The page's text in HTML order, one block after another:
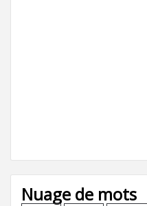
Nuage de mots